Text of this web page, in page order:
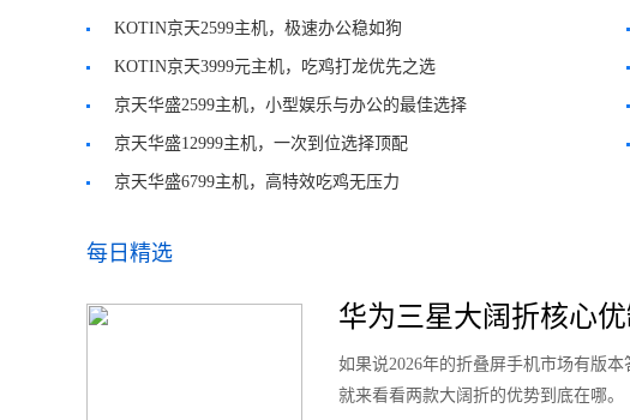
KOTIN京天2599主机，极速办公稳如狗
KOTIN京天3999元主机，吃鸡打龙优先之选
京天华盛2599主机，小型娱乐与办公的最佳选择
京天华盛12999主机，一次到位选择顶配
京天华盛6799主机，高特效吃鸡无压力
每日精选
华为三星大阔折核心
如果说2026年的折叠屏手机市场有版
就来看看两款大阔折的优势到底在哪。